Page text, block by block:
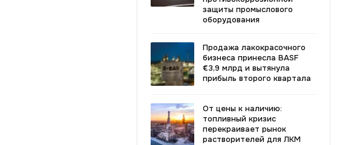
защиты промыслового
оборудования
Продажа лакокрасочного
бизнеса принесла BASF
€3,9 млрд и вытянула
прибыль второго квартала
От цены к наличию:
топливный кризис
перекраивает рынок
растворителей для ЛКМ